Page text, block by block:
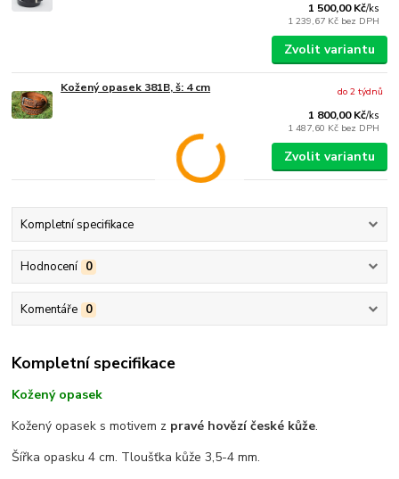
1 500,00 Kč/ks
1 239,67 Kč bez DPH
Zvolit variantu
Kožený opasek 381B, š: 4 cm
1 800,00 Kč/ks
1 487,60 Kč bez DPH
do 2 týdnů
Zvolit variantu
Kompletní specifikace
Hodnocení 0
Komentáře 0
Kompletní specifikace
Kožený opasek
Kožený opasek s motivem z pravé hovězí české kůže.
Šířka opasku 4 cm. Tloušťka kůže 3,5-4 mm.